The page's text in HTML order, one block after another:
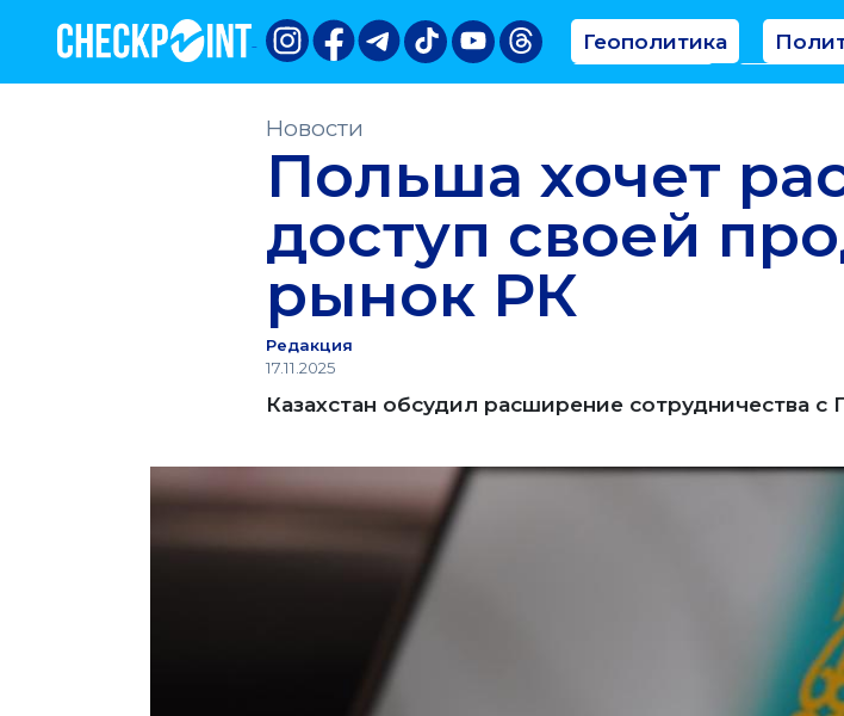
Геополитика
Аналитика
Новости
Польша хочет
доступ своей
рынок РК
Редакция
17.11.2025
Казахстан обсудил расширение сотрудничества